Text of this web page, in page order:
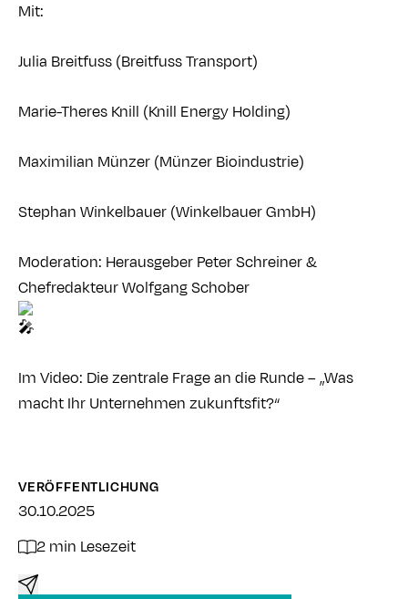
VERÖFFENTLICHUNG
30.10.2025
2 min Lesezeit
Mit:
Julia Breitfuss (Breitfuss Transport)
Marie-Theres Knill (Knill Energy Holding)
Maximilian Münzer (Münzer Bioindustrie)
Stephan Winkelbauer (Winkelbauer GmbH)
Moderation: Herausgeber Peter Schreiner &
Chefredakteur Wolfgang Schober
Im Video: Die zentrale Frage an die Runde – „Was
macht Ihr Unternehmen zukunftsfit?“